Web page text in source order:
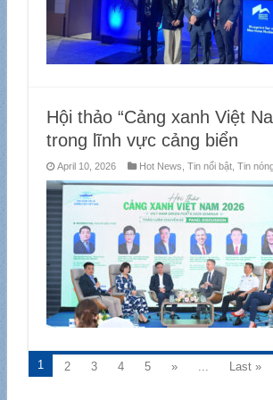
Hội thảo “Cảng xanh Việt
trong lĩnh vực cảng biển
April 10, 2026 Hot News Tin nổi bật, Tin
1 2 3 4 5 » ... Last »